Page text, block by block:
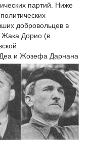
партий. Ниже
добровольцев в
Дорио (в
и Жозефа Дарнана